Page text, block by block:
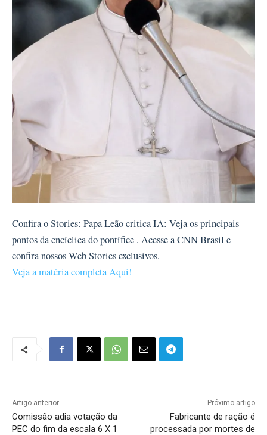
Confira o Stories: Papa Leão critica IA: Veja os principais
pontos da encíclica do pontífice . Acesse a CNN Brasil e
confira nossos Web Stories exclusivos.
Veja a matéria completa Aqui!
Artigo anterior
Comissão adia votação da
PEC do fim da escala 6 X 1
Próximo artigo
Fabricante de ração é
processada por mortes de